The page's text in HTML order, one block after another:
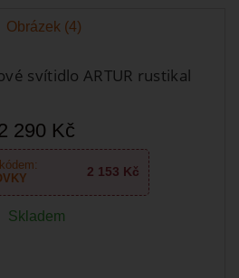
svítidlo ARTUR rustikal
290 Kč
2 153 Kč
Skladem